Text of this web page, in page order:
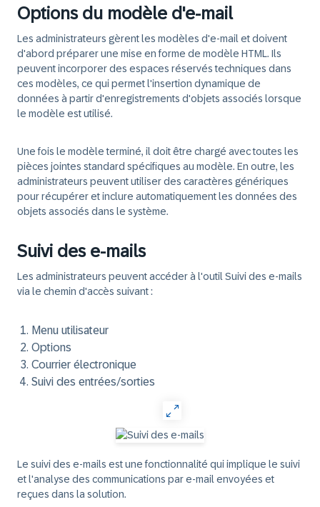
Options du modèle d'e-mail
Les administrateurs gèrent les modèles d'e-mail et doivent
d'abord préparer une mise en forme de modèle HTML. Ils
peuvent incorporer des espaces réservés techniques dans
ces modèles, ce qui permet l'insertion dynamique de
données à partir d'enregistrements d'objets associés lorsque
le modèle est utilisé.
Une fois le modèle terminé, il doit être chargé avec toutes les
pièces jointes standard spécifiques au modèle. En outre, les
administrateurs peuvent utiliser des caractères génériques
pour récupérer et inclure automatiquement les données des
objets associés dans le système.
Suivi des e-mails
Les administrateurs peuvent accéder à l'outil Suivi des e-mails
via le chemin d'accès suivant :
Menu utilisateur
Options
Courrier électronique
Suivi des entrées/sorties
Le suivi des e-mails est une fonctionnalité qui implique le suivi
et l'analyse des communications par e-mail envoyées et
reçues dans la solution.